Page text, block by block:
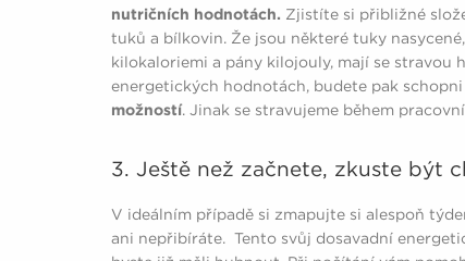
nutričních hodnotách. Zjistíte si přibližné
tuků a bílkovin. Že jsou některé tuky
kilokaloriemi a pány kilojouly, mají se stravou
energetických hodnotách, budete pak
možností. Jinak se stravujeme během
3. Ještě než začnete, zkuste být
V ideálním případě si zmapujte si alespoň
ani nepřibíráte. Tento svůj dosavadní